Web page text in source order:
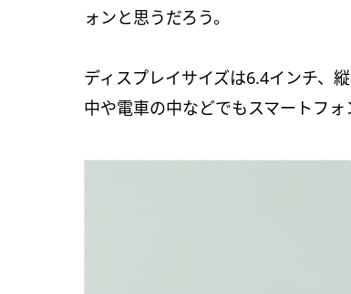
ォンと思うだろう。
ディスプレイサイズは6.4インチ、
中や電車の中などでもスマートフォ